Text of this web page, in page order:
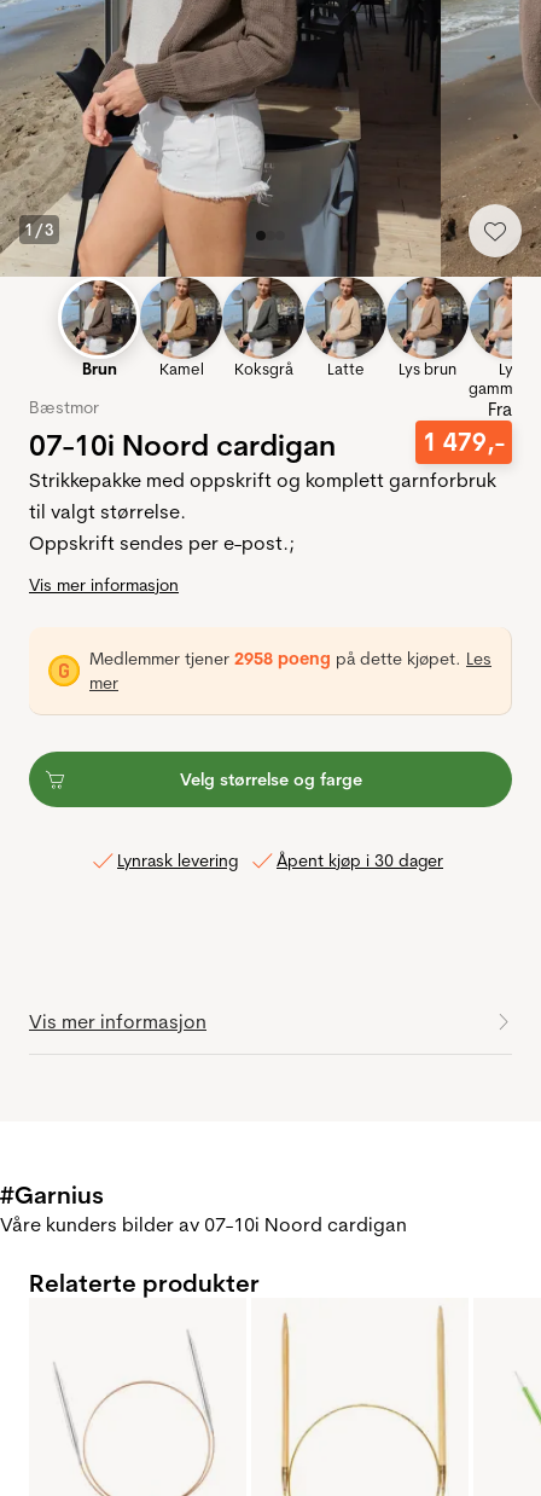
1/3
Brun Kamel Koksgrå Latte Lys brun
Lys
Bæstmor
07-10i Noord cardigan
Fra
1 479,-
Strikkepakke med oppskrift og komplett garnforbruk
til valgt størrelse.
Oppskrift sendes per e-post.;
Vis mer informasjon
Medlemmer tjener 2958 poeng på dette kjøpet. Les
mer
Velg størrelse og farge
Lynrask levering Åpent kjøp i 30 dager
Vis mer informasjon
#Garnius
Våre kunders bilder av 07-10i Noord cardigan
Relaterte produkter